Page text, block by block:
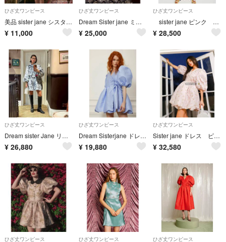
ひざ丈ワンピース
美品 sister jane シスタージェーン シャツ ワンピース 総柄 レース ネイビー S デニム切替 レディース
¥ 11,000
ひざ丈ワンピース
Dream Sister jane ミディアム ワンピース 花柄 ビーズ刺繍
¥ 25,000
ひざ丈ワンピース
sister jane ピンク リボンドレス 新品
¥ 28,500
ひざ丈ワンピース
Dream sister Jane リボンドレス お花柄
¥ 26,880
ひざ丈ワンピース
Dream Sisterjane ドレス ブルー 美品
¥ 19,880
ひざ丈ワンピース
Sister jane ドレス ピンク 花柄
¥ 32,580
ひざ丈ワンピース ひざ丈ワンピース ひざ丈ワンピース